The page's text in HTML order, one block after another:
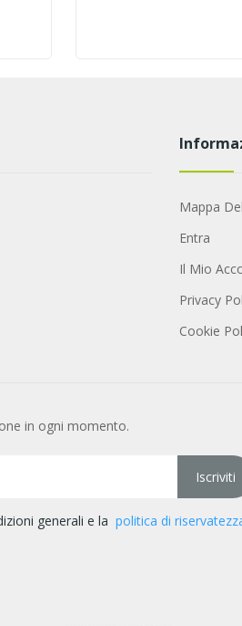
Mappa
Entra
Il Mio
Privacy
Cookie
in ogni momento.
generali e la politica di